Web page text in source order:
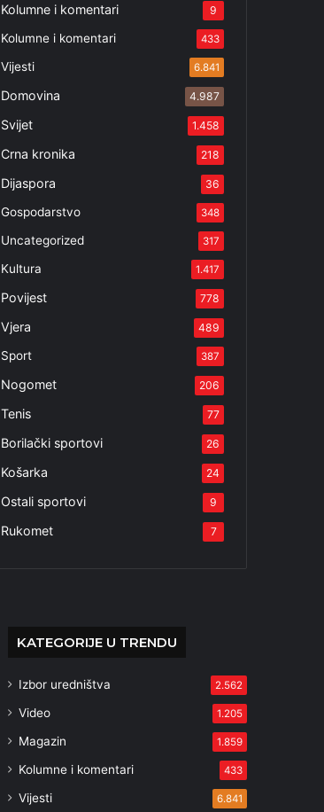
Kolumne i komentari 9
Kolumne i komentari 433
Vijesti 6.841
Domovina 4.987
Svijet 1.458
Crna kronika 218
Dijaspora 36
Gospodarstvo 348
Uncategorized 317
Kultura 1.417
Povijest 778
Vjera 489
Sport 387
Nogomet 206
Tenis 77
Borilački sportovi 26
Košarka 24
Ostali sportovi 9
Rukomet 7
KATEGORIJE U TRENDU
Izbor uredništva 2.562
Video 1.205
Magazin 1.859
Kolumne i komentari 433
Vijesti 6.841